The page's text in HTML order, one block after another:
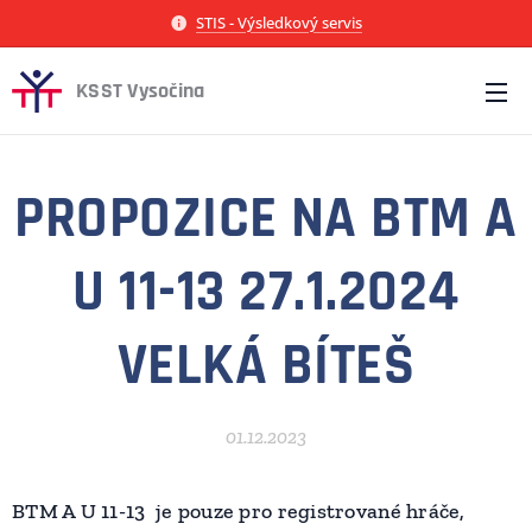
STIS - Výsledkový servis
KSST Vysočina
PROPOZICE NA BTM A
U 11-13 27.1.2024
VELKÁ BÍTEŠ
01.12.2023
BTM A U 11-13 je pouze pro registrované hráče,